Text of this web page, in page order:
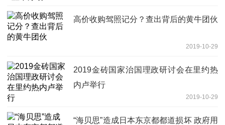
高价收购驾照记分？查出背后的黄牛团伙
2019-10-29
2019金砖国家治国理政研讨会在里约热
内卢举行
2019-10-29
“海贝思”造成日本东京都都道损坏 政府用